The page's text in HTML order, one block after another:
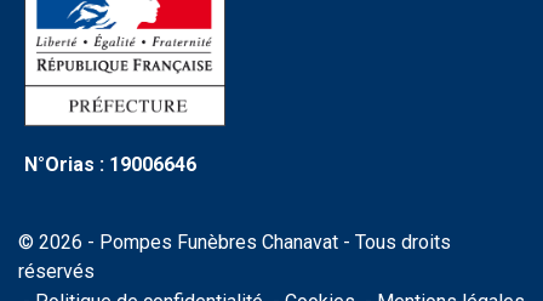
N°Orias : 19006646
© 2026 - Pompes Funèbres Chanavat - Tous droits
réservés